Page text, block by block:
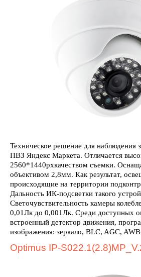
Техническое решение для наблюдения
ПВЗ Яндекс Маркета. Отличается
2560*1440pxкачеством съемки.
объективом 2,8мм. Как результат,
происходящие на территории
Дальность ИК-подсветки такого
Светочувствительность камеры
0,01Лк до 0,001Лк. Среди доступных
встроенный детектор движения,
изображения: зеркало, BLC, AGC,
Optimus IP-